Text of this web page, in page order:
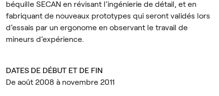
béquille SECAN en révisant l’ingénierie de détail, et en
fabriquant de nouveaux prototypes qui seront validés lors
d’essais par un ergonome en observant le travail de
mineurs d’expérience.
DATES DE DÉBUT ET DE FIN
De août 2008 à novembre 2011